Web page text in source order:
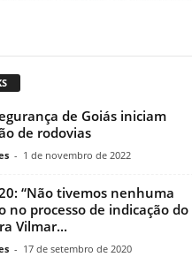
de Goiás iniciam
de rodovias
- 1 de novembro de 2022
“Não tivemos nenhuma
no processo de indicação do
Vilmar...
- 17 de setembro de 2020